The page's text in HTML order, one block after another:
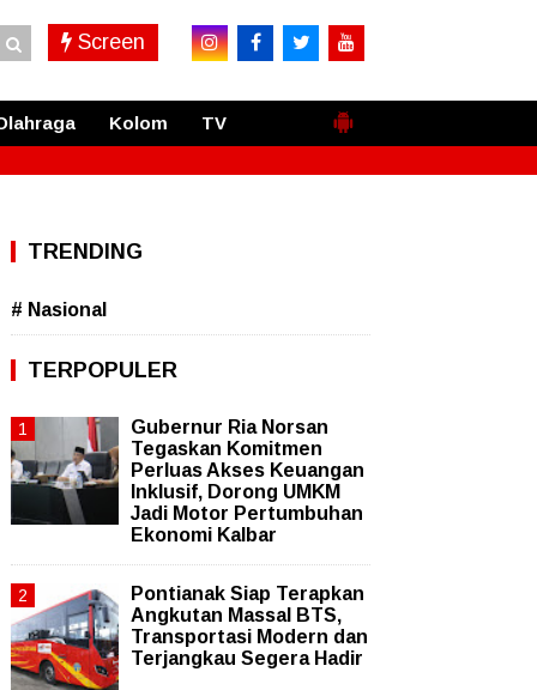
Screen
Kolom TV
TRENDING
# Nasional
TERPOPULER
Gubernur Ria Norsan
Tegaskan Komitmen
Perluas Akses Keuangan
Inklusif, Dorong UMKM
Jadi Motor Pertumbuhan
Ekonomi Kalbar
Pontianak Siap Terapkan
Angkutan Massal BTS,
Transportasi Modern dan
Terjangkau Segera Hadir